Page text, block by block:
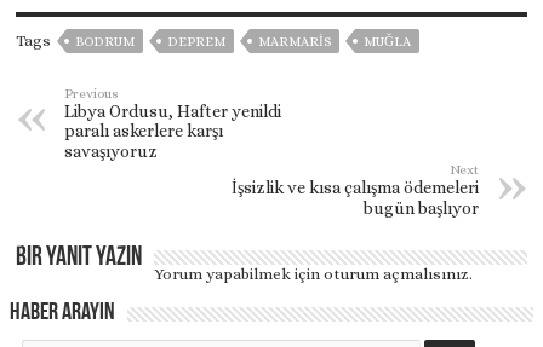
Tags BODRUM DEPREM MARMARİS MUĞLA
Previous
Libya Ordusu, Hafter yenildi
paralı askerlere karşı
savaşıyoruz
Next
İşsizlik ve kısa çalışma ödemeleri
bugün başlıyor
Bir yanıt yazın
Yorum yapabilmek içinoturum açmalısınız.
Haber Arayın